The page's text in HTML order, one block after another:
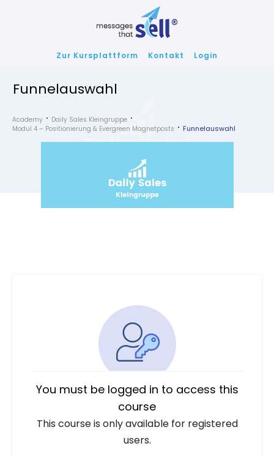
Zur Kursplattform Kontakt Login
Funnelauswahl
Academy
Daily Sales Kleingruppe
Modul 4 – Positionierung & Evergreen Magnetposts
Funnelauswahl
You must be logged in to access this
course
This course is only available for registered
users.